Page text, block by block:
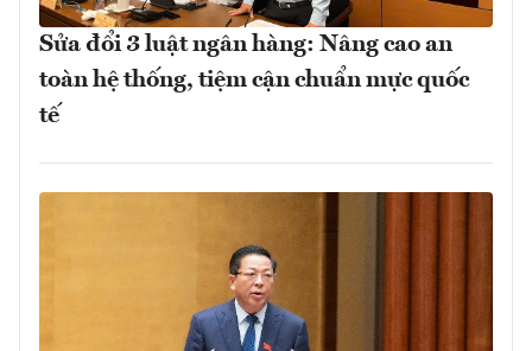
Sửa đổi 3 luật ngân hàng: Nâng cao an
toàn hệ thống, tiệm cận chuẩn mực quốc
tế